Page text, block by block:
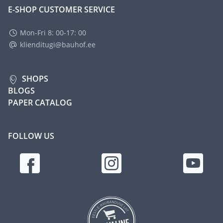
E-SHOP CUSTOMER SERVICE
Mon-Fri 8: 00-17: 00
klienditugi@bauhof.ee
SHOPS
BLOGS
PAPER CATALOG
FOLLOW US